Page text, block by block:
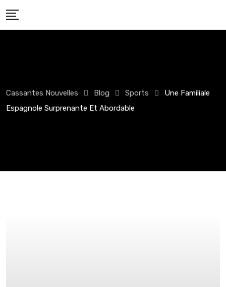
to
Cassantes Nouvelles Blog Sports
Une Familiale
Espagnole Surprenante Et Abordable